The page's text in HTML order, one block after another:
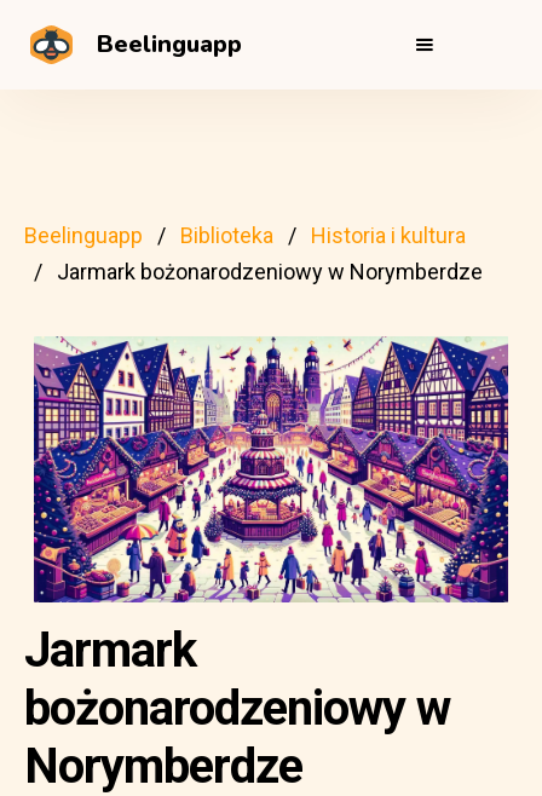
Beelinguapp
Beelinguapp Biblioteka
Historia i kultura
Jarmark bożonarodzeniowy w Norymberdze
Jarmark
bożonarodzeniowy w
Norymberdze